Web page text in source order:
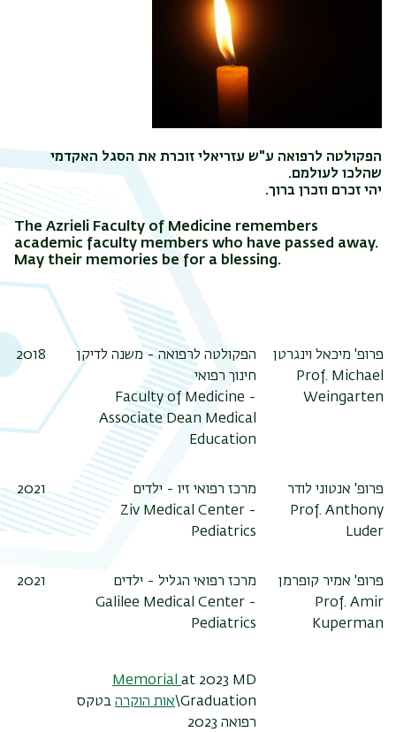
הפקולטה לרפואה ע"ש עזריאלי זוכרת את הסגל האקדמי
שהלכו לעולמם.
יהי זכרם וזכרן ברוך.
The Azrieli Faculty of Medicine remembers
academic faculty members who have passed away.
May their memories be for a blessing.
פרופ' מיכאל וינגרטן
Prof. Michael
Weingarten
הפקולטה לרפואה - משנה לדיקן
חינוך רפואי
Faculty of Medicine -
Associate Dean Medical
Education
2018
פרופ' אנטוני לודר
Prof. Anthony
Luder
מרכז רפואי זיו - ילדים
Ziv Medical Center -
Pediatrics
2021
פרופ' אמיר קופרמן
Prof. Amir
Kuperman
מרכז רפואי הגליל - ילדים
Galilee Medical Center -
Pediatrics
Memorial at 2023 MD
Graduation\ אות הוקרה בטקס
רפואה 2023
2021